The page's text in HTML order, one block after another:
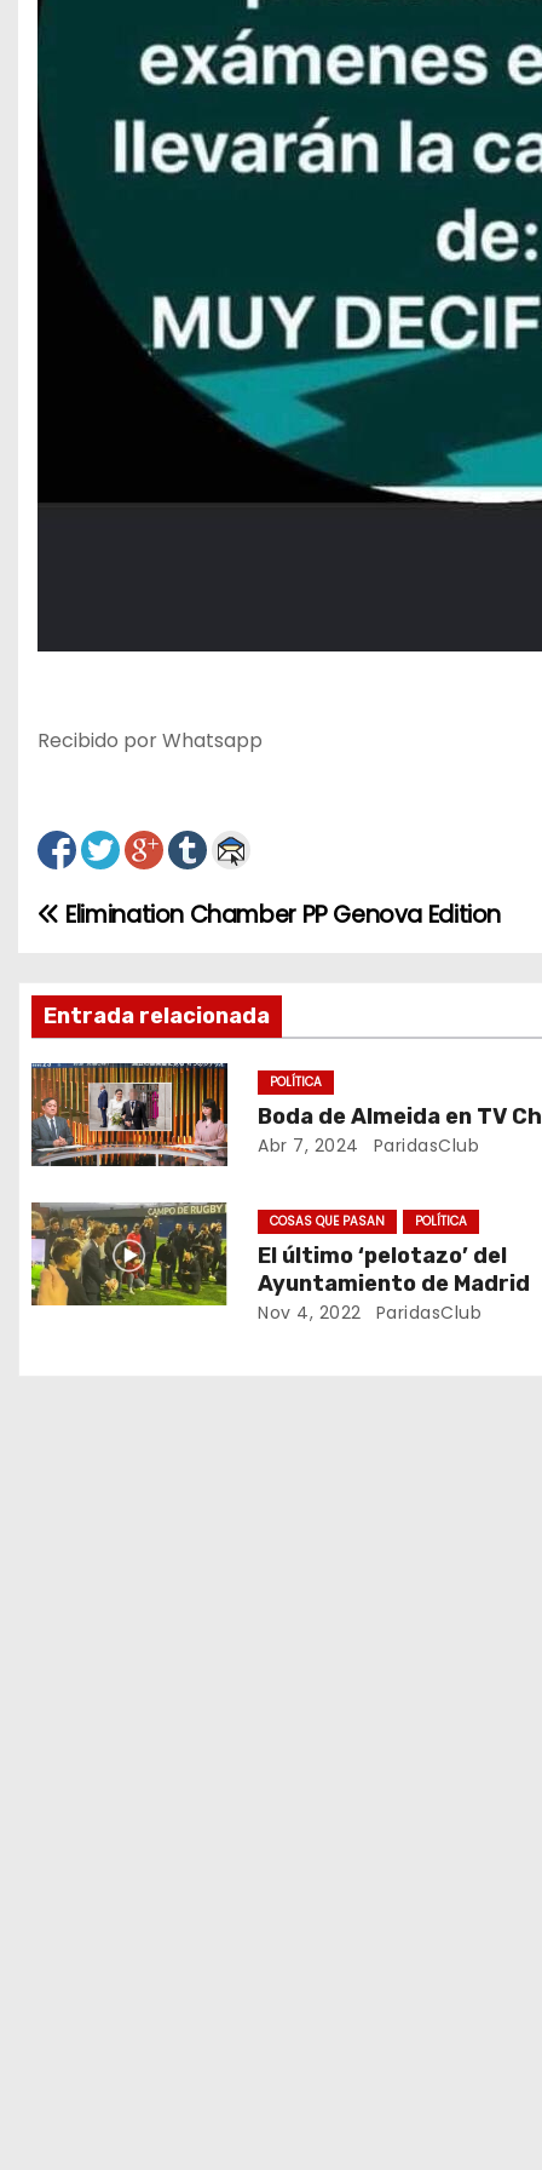
Recibido por Whatsapp
N
v
e
g
a
c
i
Elimination Chamber PP Genova Edition
Entrada relacionada
POLÍTICA
Boda de Almeida en TV
Abr 7, 2024 ParidasClub
COSAS QUE PASAN POLÍTICA
El último ‘pelotazo’ del
Ayuntamiento de Madrid
Nov 4, 2022 ParidasClub